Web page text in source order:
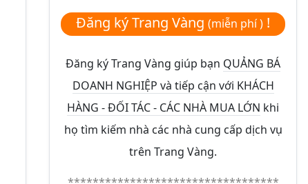
Đăng ký Trang Vàng (miễn phí ) !
Đăng ký Trang Vàng giúp bạn QUẢNG BÁ
DOANH NGHIỆP và tiếp cận với KHÁCH
HÀNG - ĐỐI TÁC - CÁC NHÀ MUA LỚN khi
họ tìm kiếm nhà các nhà cung cấp dịch vụ
trên Trang Vàng.